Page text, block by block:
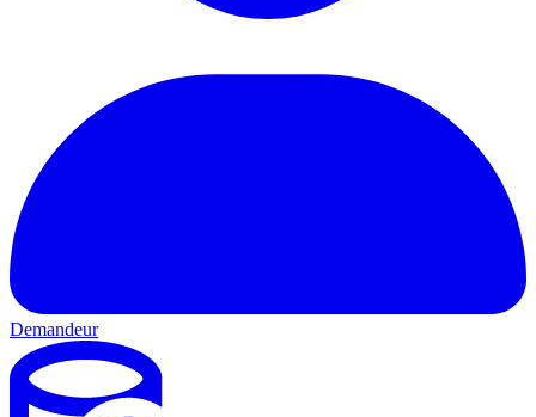
Demandeur